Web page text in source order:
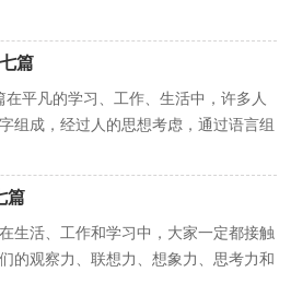
有文采的作文呢？以下是...
篇
平凡的学习、工作、生活中，许多人
组成，经过人的思想考虑，通过语言组
。那要怎么写好作文呢？以...
篇
生活、工作和学习中，大家一定都接触
的观察力、联想力、想象力、思考力和
么去写作文呢？下面是小...